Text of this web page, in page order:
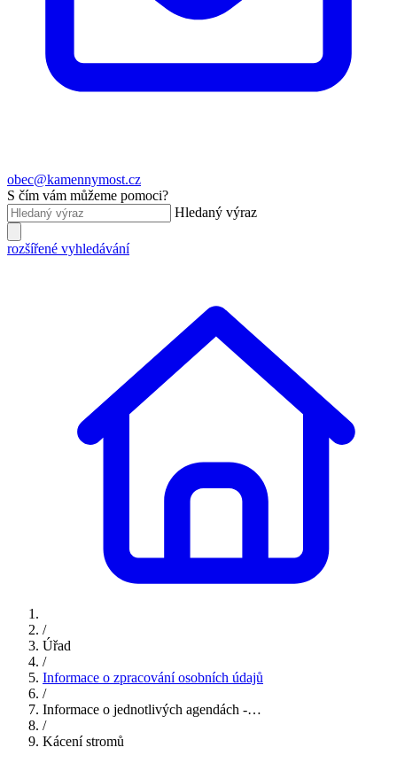
obec@kamennymost.cz
S čím vám můžeme pomoci?
Hledaný výraz
rozšířené vyhledávání
/
Úřad
/
Informace o zpracování osobních údajů
/
Informace o jednotlivých agendách -…
/
Kácení stromů